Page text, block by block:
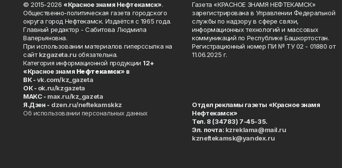
© 2015-2026 «Красное знамя Нефтекамск».
Общественно-политическая газета городского
округа город Нефтекамск. Издаётся с 1965 года.
Главный редактор - Сабитова Людмила
Валерьяновна.
При использовании материалов гиперссылка на
сайтkzgazeta.ru обязательна.
Категория информационной продукции 12+
«Красное знамя Нефтекамск» в
ВК -vk.com/kz_gazeta
ОК - ok.ru/kzgazeta
MAKC - max.ru/kz_gazeta
Я.Дзен - dzen.ru/neftekamskkz
Об использовании персональных данных
Газета «КРАСНОЕ ЗНАМЯ НЕФТЕКАМСК»
зарегистрирована в Управлении Федеральной
службы по надзору в сфере связи,
информационных технологий и массовых
коммуникаций по Республике Башкортостан.
Регистрационный номер ПИ № ТУ 02 - 01880 от
11.06.2025 г.
Отдел рекламы газеты «Красное знамя
Нефтекамск»
Тел. 8 (34783) 7-45-35.
Эл. почта: kzreklama@mail.ru
kzneftekamsk@yandex.ru